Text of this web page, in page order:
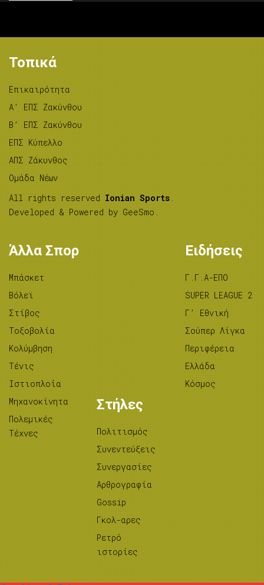
Τοπικά
Επικαιρότητα
A’ ΕΠΣ Ζακύνθου
B’ ΕΠΣ Ζακύνθου
ΕΠΣ Κύπελλο
ΑΠΣ Ζάκυνθος
Ομάδα Νέων
All rights reserved Ionian Sports .
Developed & Powered by GeeSmo .
Άλλα Σπορ
Μπάσκετ
Βόλεϊ
Στίβος
Tοξοβολία
Κολύμβηση
Τένις
Ιστιοπλοΐα
Μηχανοκίνητα
Πολεμικές
Τέχνες
Ειδήσεις
Γ.Γ.Α-ΕΠΟ
SUPER LEAGUE 2
Γ’ Εθνική
Σούπερ Λίγκα
Περιφέρεια
Ελλάδα
Κόσμος
Στήλες
Πολιτισμός
Συνεντεύξεις
Συνεργασίες
Αρθρογραφία
Gossip
Γκολ-αρες
Ρετρό
ιστορίες